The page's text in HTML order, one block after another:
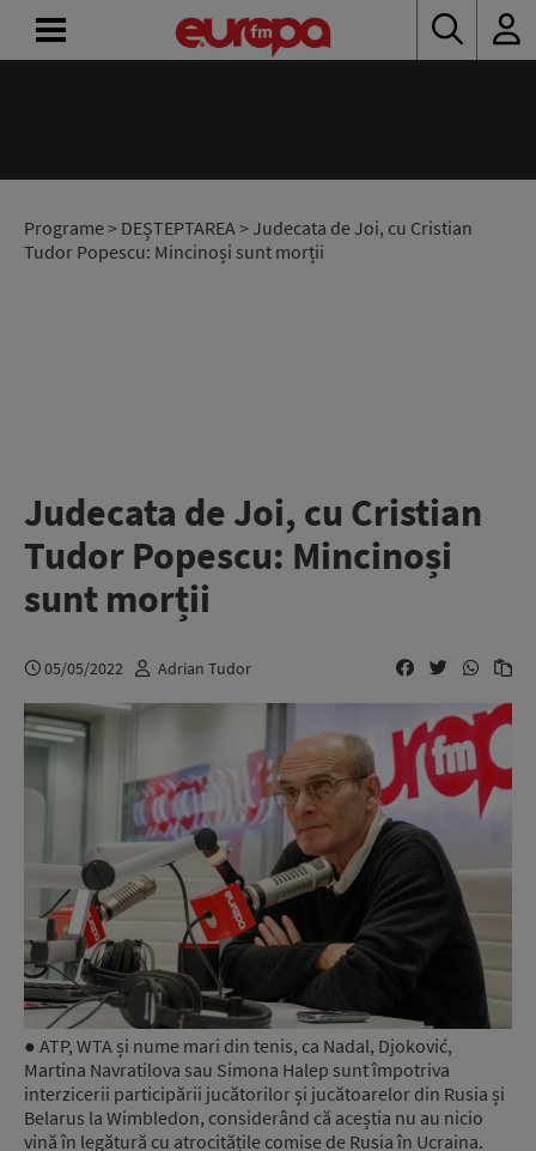
Programe> DEŞTEPTAREA> Judecata de Joi, cu Cristian
Tudor Popescu: Mincinoși sunt morții
Judecata de Joi, cu Cristian
Tudor Popescu: Mincinoși
sunt morții
05/05/2022 Adrian Tudor
● ATP, WTA și nume mari din tenis, ca Nadal, Djoković,
Martina Navratilova sau Simona Halep sunt împotriva
interzicerii participării jucătorilor și jucătoarelor din Rusia și
Belarus la Wimbledon, considerând că aceștia nu au nicio
vină în legătură cu atrocitățile comise de Rusia în Ucraina.
RADIO